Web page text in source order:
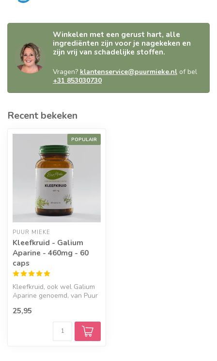
Winkelen met een gerust hart, alle
ingrediënten zijn voor je nagekeken en
zijn vrij van schadelijke stoffen.
Vragen? klantenservice@puurmieke.nl of bel
+31 853030730
Recent bekeken
POPULAIR
PUUR MIEKE
Kleefkruid - Galium
Aparine - 460mg - 60
caps
Kleefkruid, ook wel Galium
Aparine genoemd, van Puur
z...
25,95